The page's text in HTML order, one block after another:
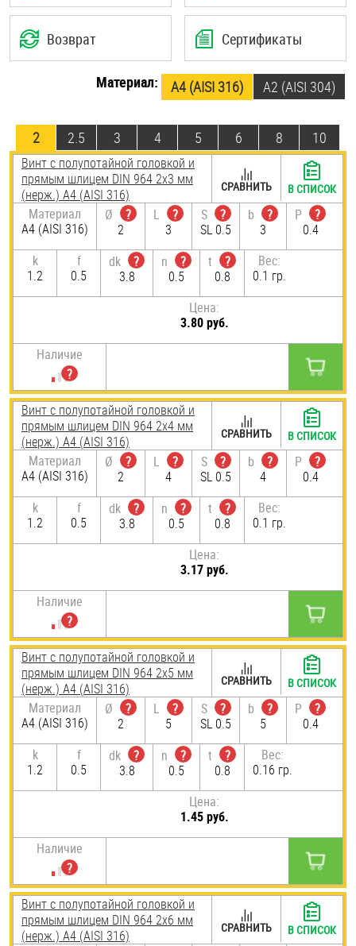
Возврат Сертификаты
Материал: A4 (AISI 316) А2 (AISI 304)
2 2.5 3 4 5 6 8 10
Винт с полупотайной головкой и
прямым шлицем DIN 964 2х3 мм
(нерж.) A4 (AISI 316)
Материал
A4 (AISI 316)
Ø
?
2
L
?
3
S
?
SL 0.5
b
?
3
P
?
0.4
k
1.2
f
0.5
dk
?
3.8
n
?
0.5
t
?
0.8
Вес:
0.1 гр.
Цена:
3.80 руб.
Наличие
СРАВНИТЬ В СПИСОК
Винт с полупотайной головкой и
прямым шлицем DIN 964 2х4 мм
(нерж.) A4 (AISI 316)
Материал
A4 (AISI 316)
Ø
?
2
L
?
4
S
?
SL 0.5
b
?
4
P
?
0.4
k
1.2
f
0.5
dk
?
3.8
n
?
0.5
t
?
0.8
Вес:
0.1 гр.
Цена:
3.17 руб.
Наличие
СРАВНИТЬ В СПИСОК
Винт с полупотайной головкой и
прямым шлицем DIN 964 2х5 мм
(нерж.) A4 (AISI 316)
Материал
A4 (AISI 316)
Ø
?
2
L
?
5
S
?
SL 0.5
b
?
5
P
?
0.4
k
1.2
f
0.5
dk
?
3.8
n
?
0.5
t
?
0.8
Вес:
0.16 гр.
Цена:
1.45 руб.
Наличие
СРАВНИТЬ В СПИСОК
Винт с полупотайной головкой и
прямым шлицем DIN 964 2х6 мм
(нерж.) A4 (AISI 316)
СРАВНИТЬ В СПИСОК